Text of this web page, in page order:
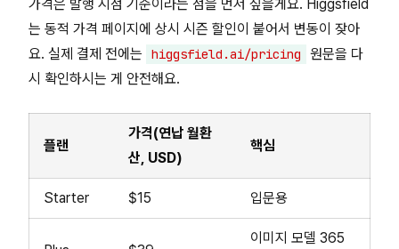
가격은 발행 시점 기준이라는 점을 먼저 짚을게요. Higgsfield
는 동적 가격 페이지에 상시 시즌 할인이 붙어서 변동이 잦아
요. 실제 결제 전에는
higgsfield.ai/pricing
원문을 다
시 확인하시는 게 안전해요.
플랜
가격(연납 월환
산, USD)
핵심
Starter $15 입문용
이미지 모델 365